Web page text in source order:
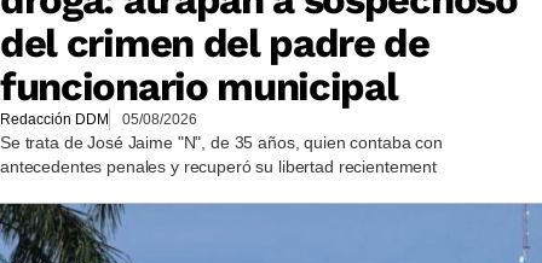
del crimen del padre de
funcionario municipal
Redacción DDM 05/08/2026
Se trata de José Jaime "N", de 35 años, quien contaba con
antecedentes penales y recuperó su libertad recientement